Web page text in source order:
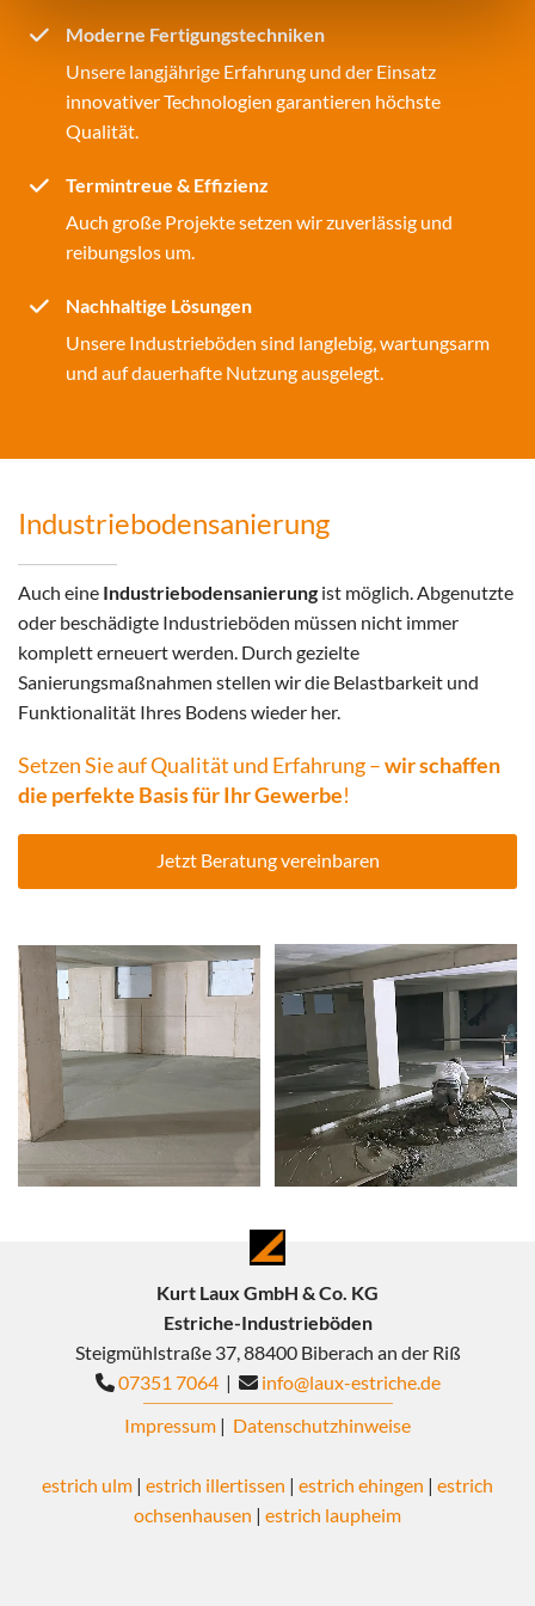
Moderne Fertigungstechniken
Unsere langjährige Erfahrung und der Einsatz
innovativer Technologien garantieren höchste
Qualität.
Termintreue & Effizienz
Auch große Projekte setzen wir zuverlässig und
reibungslos um.
Nachhaltige Lösungen
Unsere Industrieböden sind langlebig, wartungsarm
und auf dauerhafte Nutzung ausgelegt.
Industriebodensanierung
Auch eine Industriebodensanierung ist möglich. Abgenutzte
oder beschädigte Industrieböden müssen nicht immer
komplett erneuert werden. Durch gezielte
Sanierungsmaßnahmen stellen wir die Belastbarkeit und
Funktionalität Ihres Bodens wieder her.
Setzen Sie auf Qualität und Erfahrung –wir schaffen
die perfekte Basis für Ihr Gewerbe!
Jetzt Beratung vereinbaren
Kurt Laux GmbH & Co. KG
Estriche-Industrieböden
Steigmühlstraße 37, 88400 Biberach an der Riß
 07351 7064|  info@laux-estriche.de
Impressum | Datenschutzhinweise
estrich ulm | estrich illertissen | estrich ehingen | estrich
ochsenhausen | estrich laupheim